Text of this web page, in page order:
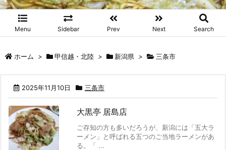
Menu Sidebar Prev Next Search
ホーム > 甲信越・北陸 > 新潟県 > 三条市
2025年11月10日 三条市
大黒亭 居島店
ご存知の方も多いだろうが、新潟には「五大ラ
ーメン」と呼ばれる五つのご当地ラーメンがあ
る。「 ...